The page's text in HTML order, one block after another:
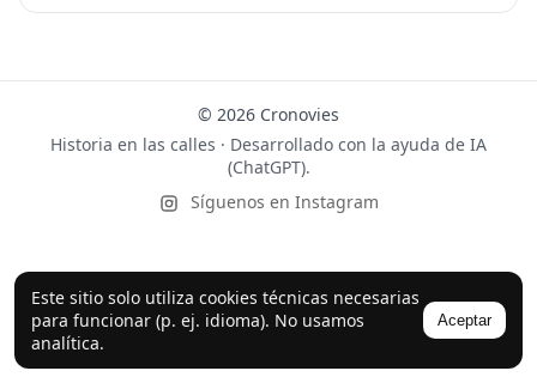
Este sitio solo utiliza cookies técnicas necesarias
para funcionar (p. ej. idioma). No usamos
analítica.
Aceptar
© 2026 Cronovies
Historia en las calles · Desarrollado con la ayuda de IA
(ChatGPT).
Síguenos en Instagram